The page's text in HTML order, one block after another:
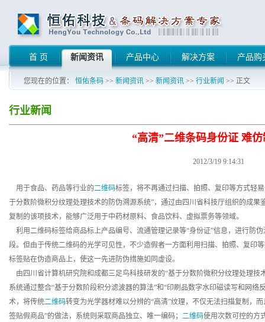
首 页 新闻资讯 产品中心 解决方案 产品购
您现在的位置： 恒佑条码 >> 新闻资讯 >> 新闻资讯 >> 行业新闻 >> 正文
行业新闻
“高清”二维条码身份证 难
2012/3/19 9:14:31
用于食品、药品等行业的二维码标签，将不再通过扫描、拍照、复印等方式轻
于分数阶微积分纹理处理技术的防伪溯源系统”，通过由四川省科技厅组织的成
复制的该项技术，能够广泛用于中药材原料、食品饮料、虚拟票务等领域。
利用二维码标签给商品标上产品编号、流通管理记录等“身份证”信息，进行防
段。但由于传统二维码的光学可见性，不少造假者一方面利用扫描、拍照、复印
标签贴在伪造商品上，使这一先进防伪措施如同虚设。
由四川省计算机研究院和成都三足鸟科技研发的“基于分数阶微积分纹理处理技
系统通过整合“基于分数阶段积分滤波器的算法”和“印刷品数字水印磁读写和网络
术，将传统二维码转变为光学器材难以分辨的“高清”纹理，不仅无法扫描复制，
签贴假商品”的做法，系统则采取商品独立、唯一编码； 二维码使用次数可控的方